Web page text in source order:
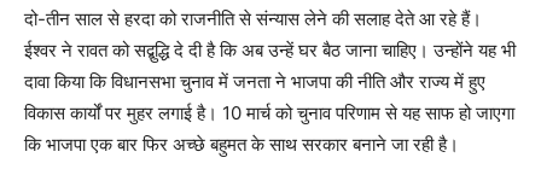
दो-तीन साल से हरदा को राजनीति से संन्यास लेने की सलाह देते आ रहे हैं।
ईश्वर ने रावत को सद्बुद्धि दे दी है कि अब उन्हें घर बैठ जाना चाहिए। उन्होंने यह भी
दावा किया कि विधानसभा चुनाव में जनता ने भाजपा की नीति और राज्य में हुए
विकास कार्यों पर मुहर लगाई है। 10 मार्च को चुनाव परिणाम से यह साफ हो जाएगा
कि भाजपा एक बार फिर अच्छे बहुमत के साथ सरकार बनाने जा रही है।